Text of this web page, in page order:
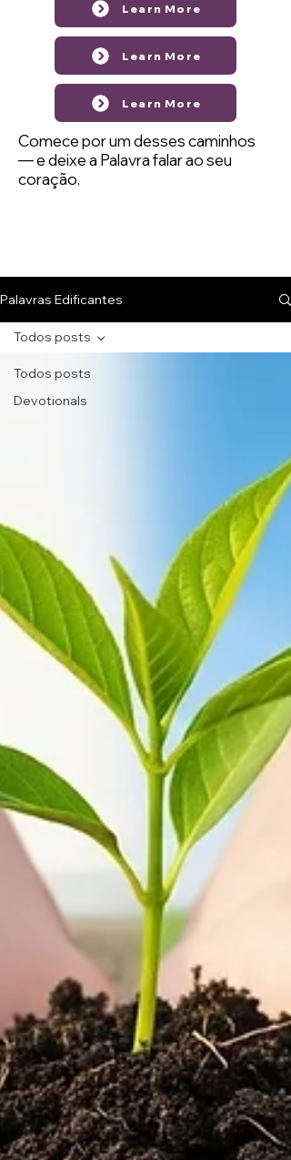
Learn More
Learn More
Learn More
Comece por um desses caminhos
— e deixe a Palavra falar ao seu
coração.
Palavras Edificantes
Todos posts
Devotionals
Todos posts